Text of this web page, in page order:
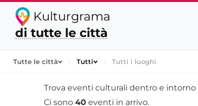
Kulturgrama
di tutte le città
Tutte le città › Tutti › Tutti i luoghi
Trova eventi culturali dentro e intorno
Ci sono 40 eventi in arrivo.